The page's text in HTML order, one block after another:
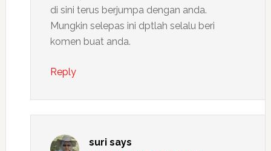
di sini terus berjumpa dengan anda.
Mungkin selepas ini dptlah selalu beri
komen buat anda.
Reply
suri says